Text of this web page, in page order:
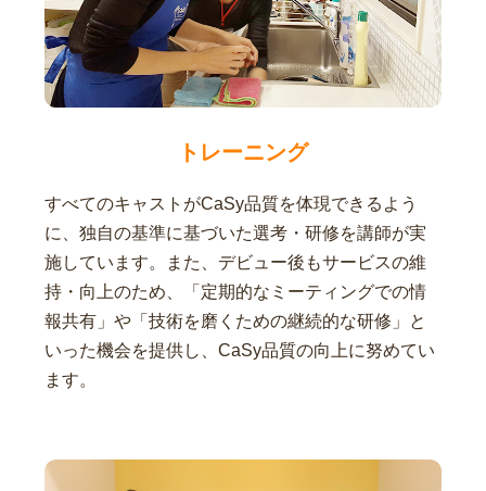
トレーニング
すべてのキャストがCaSy品質を体現できるよう
に、独自の基準に基づいた選考・研修を講師が実
施しています。また、デビュー後もサービスの維
持・向上のため、「定期的なミーティングでの情
報共有」や「技術を磨くための継続的な研修」と
いった機会を提供し、CaSy品質の向上に努めてい
ます。